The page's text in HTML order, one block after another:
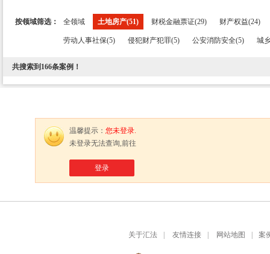
按领域筛选： 全领域 土地房产(51) 财税金融票证(29) 财产权益(24)
劳动人事社保(5) 侵犯财产犯罪(5) 公安消防安全(5) 城
共搜索到 166条案例！
温馨提示： 您未登录.
未登录无法查询,前往
登录
关于汇法 友情连接 网站地图 案